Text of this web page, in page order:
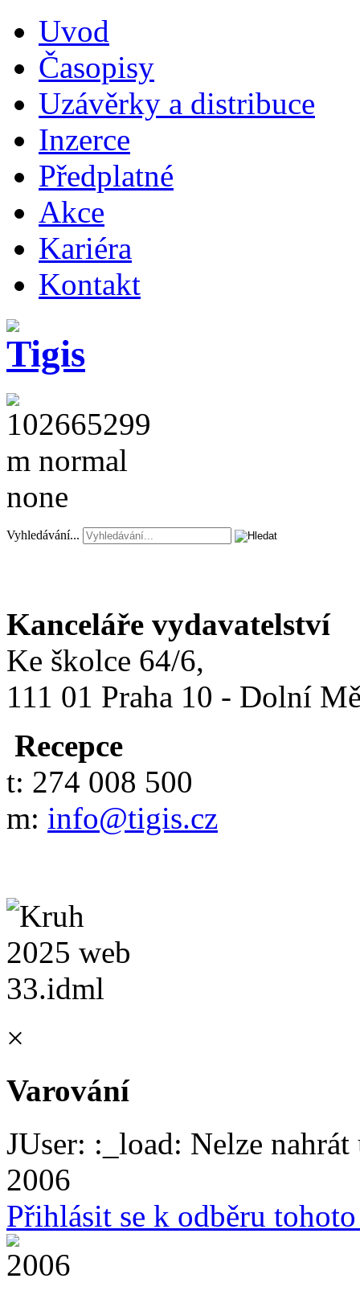
Uvod
Časopisy
Uzávěrky a distribuce
Inzerce
Předplatné
Akce
Kariéra
Kontakt
Vyhledávání...
Kanceláře vydavatelství
Ke školce 64/6,
111 01 Praha 10 - Dolní
Recepce
t: 274 008 500
m: info@tigis.cz
×
Varování
JUser: :_load: Nelze
2006
Přihlásit se k odběru